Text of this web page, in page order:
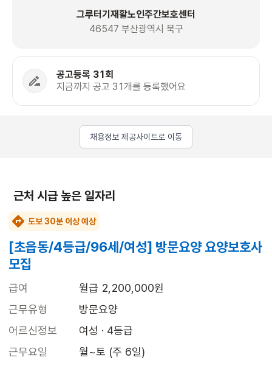
그루터기재활노인주간보호센터
46547 부산광역시 북구
공고등록 31회
지금까지 공고 31개를 등록했어요
채용정보 제공사이트로 이동
근처 시급 높은 일자리
도보 30분 이상 예상
[초읍동/4등급/96세/여성] 방문요양 요양보호사
모집
급여
월급 2,200,000원
근무유형
방문요양
어르신정보
여성 · 4등급
근무요일
월~토 (주 6일)